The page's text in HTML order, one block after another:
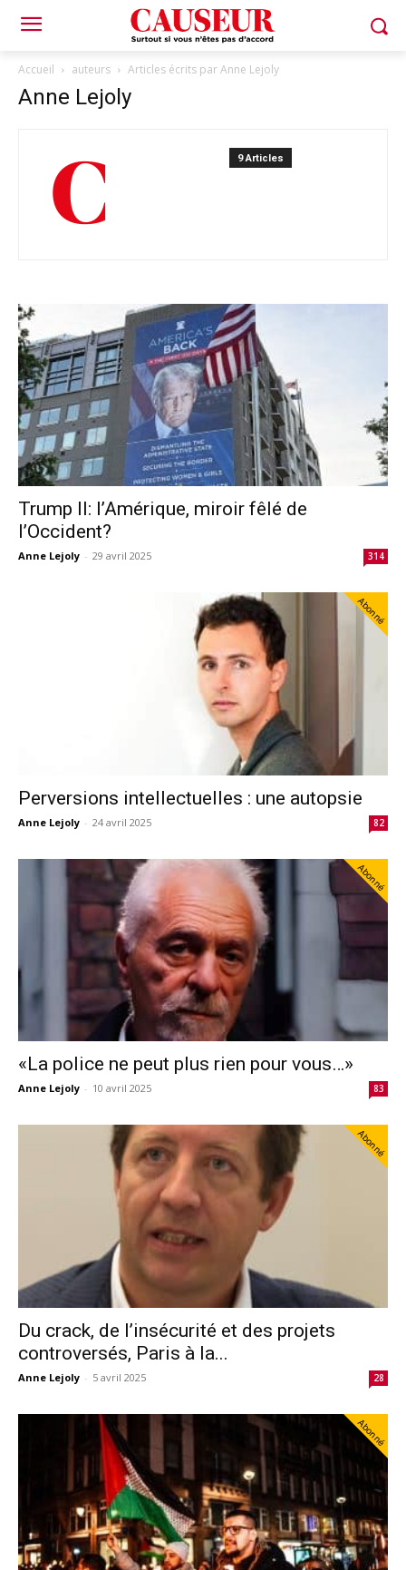
Accueil auteurs Articles écrits par Anne Lejoly
Anne Lejoly
9 Articles
Trump II: l’Amérique, miroir fêlé de
l’Occident?
Anne Lejoly - 29 avril 2025 314
Abonné
Perversions intellectuelles : une autopsie
Anne Lejoly - 24 avril 2025 82
Abonné
«La police ne peut plus rien pour vous…»
Anne Lejoly - 10 avril 2025 83
Abonné
Du crack, de l’insécurité et des projets
controversés, Paris à la...
Anne Lejoly - 5 avril 2025 28
Abonné